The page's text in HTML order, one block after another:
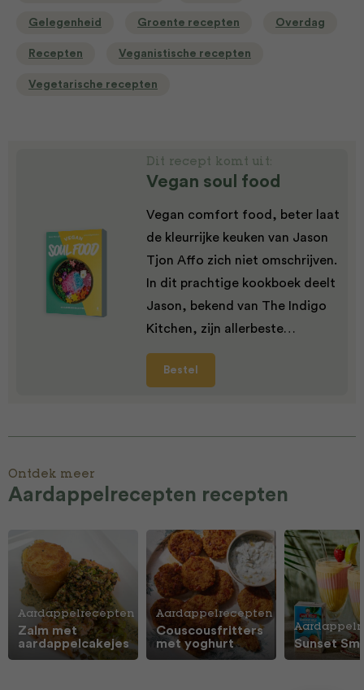
Gelegenheid Groente recepten Overdag
Recepten Veganistische recepten
Vegetarische recepten
Dit recept komt uit:
Vegan soul food
Vegan comfort food, beter laat
de kleurrijke keuken van Jason
Tjon Affo zich niet omschrijven.
In dit prachtige kookboek deelt
Jason, bekend van The Indigo
Kitchen, zijn allerbeste…
Bestel
Ontdek meer
Aardappelrecepten recepten
Aardappelrecepten
Zalm met
aardappelcakejes
Aardappelrecepten
Couscousfritters
met yoghurt
Sunset